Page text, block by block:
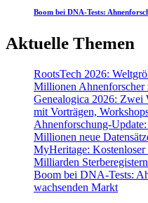
Boom bei DNA-Tests:
Aktuelle Themen
RootsTech 2026:
Millionen Ahnenforscher
Genealogica 2026: Zwei
mit Vorträgen,
Ahnenforschung-
Millionen neue
MyHeritage:
Milliarden Sterberegistern
Boom bei DNA-Tests:
wachsenden Markt